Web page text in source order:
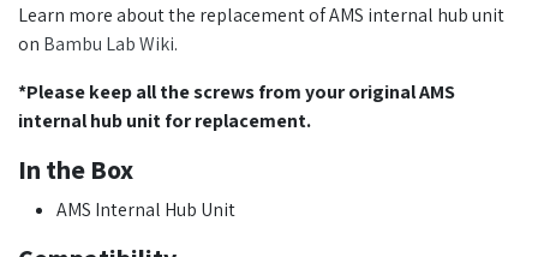
Learn more about the replacement of AMS internal hub unit
on Bambu Lab Wiki.
*Please keep all the screws from your original AMS
internal hub unit for replacement.
In the Box
AMS Internal Hub Unit